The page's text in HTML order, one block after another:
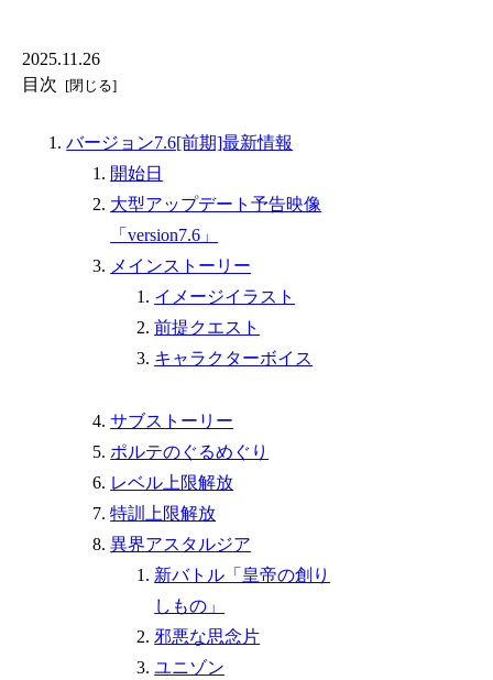
2025.11.26
目次
バージョン7.6[前期]最新情報
開始日
大型アップデート予告映像
「version7.6」
メインストーリー
イメージイラスト
前提クエスト
キャラクターボイス
サブストーリー
ポルテのぐるめぐり
レベル上限解放
特訓上限解放
異界アスタルジア
新バトル「皇帝の創り
しもの」
邪悪な思念片
ユニゾン